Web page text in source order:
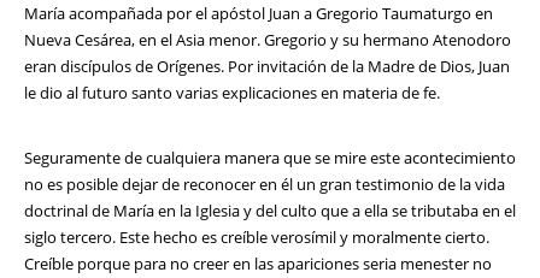
María acompañada por el apóstol Juan a Gregorio Taumaturgo en
Nueva Cesárea, en el Asia menor. Gregorio y su hermano Atenodoro
eran discípulos de Orígenes. Por invitación de la Madre de Dios, Juan
le dio al futuro santo varias explicaciones en materia de fe.
Seguramente de cualquiera manera que se mire este acontecimiento
no es posible dejar de reconocer en él un gran testimonio de la vida
doctrinal de María en la Iglesia y del culto que a ella se tributaba en el
siglo tercero. Este hecho es creíble verosímil y moralmente cierto.
Creíble porque para no creer en las apariciones seria menester no